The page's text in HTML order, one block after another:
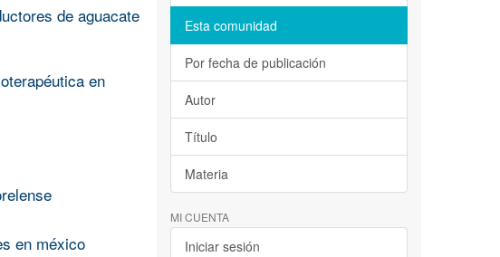
de aguacate
en
en méxico
Esta comunidad
Por fecha de publicación
Autor
Título
Materia
MI CUENTA
Iniciar sesión